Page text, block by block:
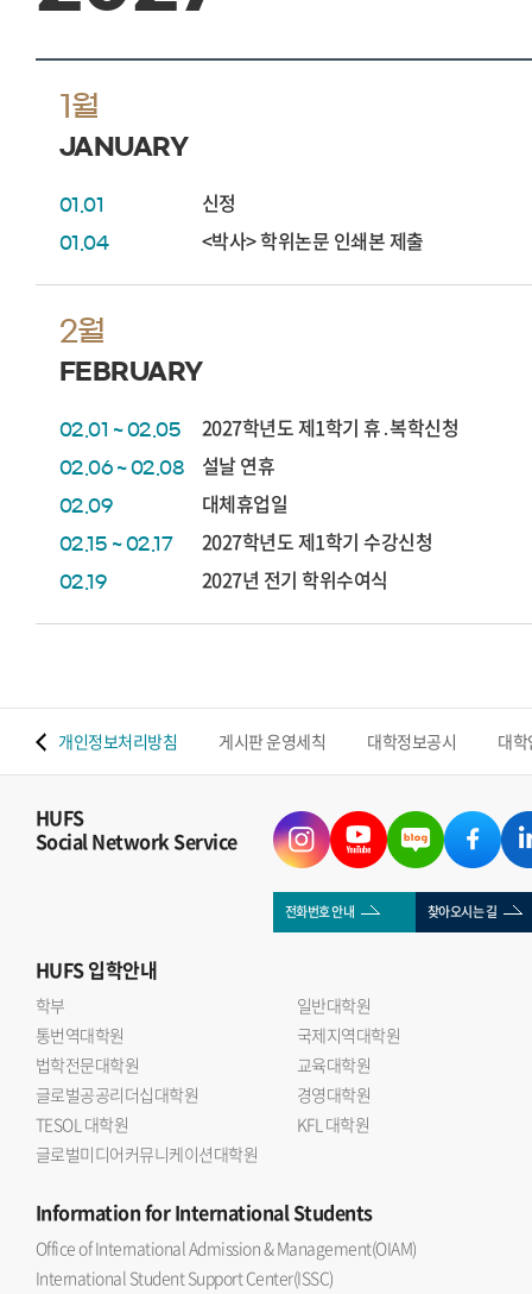
1월
JANUARY
01.01 신정
01.04 <박사> 학위논문 인쇄본 제출
2월
FEBRUARY
02.01 ~ 02.05 2027학년도 제1학기 휴․복학신청
02.06 ~ 02.08 설날 연휴
02.09 대체휴업일
02.15 ~ 02.17 2027학년도 제1학기 수강신청
02.19 2027년 전기 학위수여식
개인정보처리방침 게시판 운영세칙 대학정보공시 대
HUFS
Social Network Service
전화번호 안내 찾아오시는 길
HUFS입학안내
학부
일반대학원
통번역대학원
국제지역대학원
법학전문대학원
교육대학원
글로벌공공리더십대학원
경영대학원
TESOL 대학원
KFL 대학원
글로벌미디어커뮤니케이션대학원
Informationfor International Students
Office of International Admission & Management(OIAM)
International Student Support Center(ISSC)